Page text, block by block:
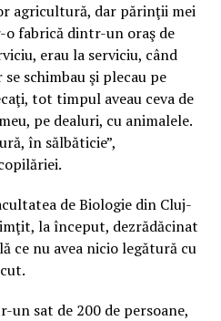
agricultură, dar părinţii mei
fabrică dintr-un oraş de
erau la serviciu, când
schimbau şi plecau pe
tot timpul aveau ceva de
pe dealuri, cu animalele.
în sălbăticie”,
de Biologie din Cluj-
la început, dezrădăcinat
nu avea nicio legătură cu
un sat de 200 de persoane,